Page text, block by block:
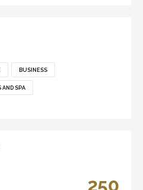
BUSINESS
AND SPA
250